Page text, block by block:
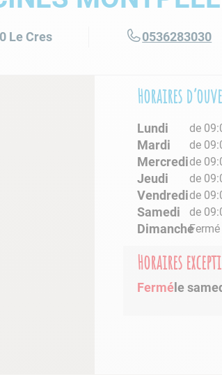
Le Cres 0536283030
Horaires
Lundi de
Mardi de
Mercredide
Jeudi de
Vendredide
Samedi de
DimancheFermé
Horaires
Ferméle